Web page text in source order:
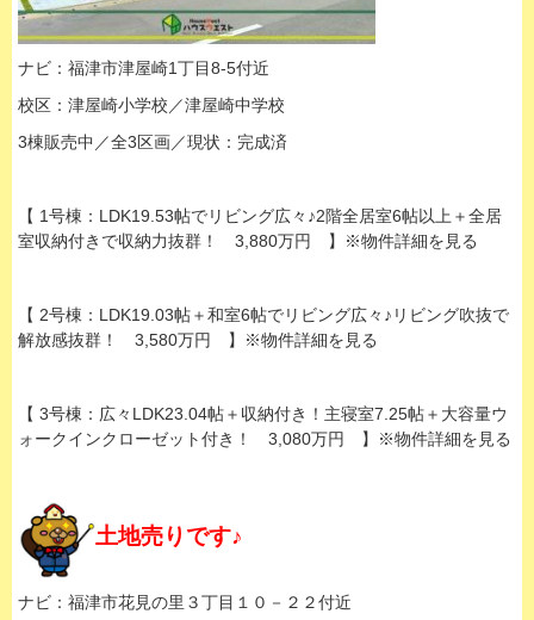
ナビ：福津市津屋崎1丁目8-5付近
校区：津屋崎小学校／津屋崎中学校
3棟販売中／全3区画／現状：完成済
【 1号棟：LDK19.53帖でリビング広々♪2階全居室6帖以上＋全居
室収納付きで収納力抜群！ 3,880万円 】※物件詳細を見る
【 2号棟：LDK19.03帖＋和室6帖でリビング広々♪リビング吹抜で
解放感抜群！ 3,580万円 】※物件詳細を見る
【 3号棟：広々LDK23.04帖＋収納付き！主寝室7.25帖＋大容量ウ
ォークインクローゼット付き！ 3,080万円 】※物件詳細を見る
土地売りです♪
ナビ：福津市花見の里３丁目１０－２２付近